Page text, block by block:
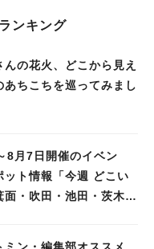
ンキング
んの花火、どこから見え
ちこちを巡ってみまし
8月7日開催のイベン
ット情報「今週 どこい
面・吹田・池田・茨木・